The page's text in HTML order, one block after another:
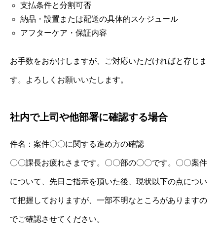
支払条件と分割可否
納品・設置または配送の具体的スケジュール
アフターケア・保証内容
お手数をおかけしますが、ご対応いただければと存じま
す。よろしくお願いいたします。
社内で上司や他部署に確認する場合
件名：案件〇〇に関する進め方の確認
〇〇課長お疲れさまです。〇〇部の〇〇です。〇〇案件
について、先日ご指示を頂いた後、現状以下の点につい
て把握しておりますが、一部不明なところがありますの
でご確認させてください。